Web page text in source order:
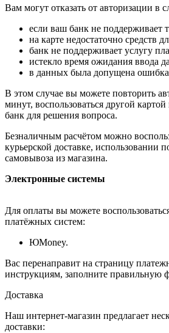
Вам могут отказать от авторизации в
если ваш банк не поддерживает
на карте недостаточно средств
банк не поддерживает услугу
истекло время ожидания ввода
в данных была допущена
В этом случае вы можете повторить
минут, воспользоваться другой
банк для решения вопроса.
Безналичным расчётом можно
курьерской доставке, использовании
самовывоза из магазина.
Электронные системы
Для оплаты вы можете
платёжных систем:
ЮMoney.
Вас перенаправит на страницу
инструкциям, заполните правильную
Доставка
Наш интернет-магазин предлагает
доставки: